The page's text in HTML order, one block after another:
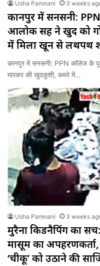
Usha Pamnani 3 weeks
कानपुर में सनसनी:
आलोक सिंह ने खुद को
में मिला खून से लथपथ
कानपुर में सनसनी: PPN कॉलेज के
मारकर की खुदकुशी, कमरे में…
Usha Pamnani 3 weeks
मुरैना किडनैपिंग का
मासूम का
‘चीकू’ को उठाने की